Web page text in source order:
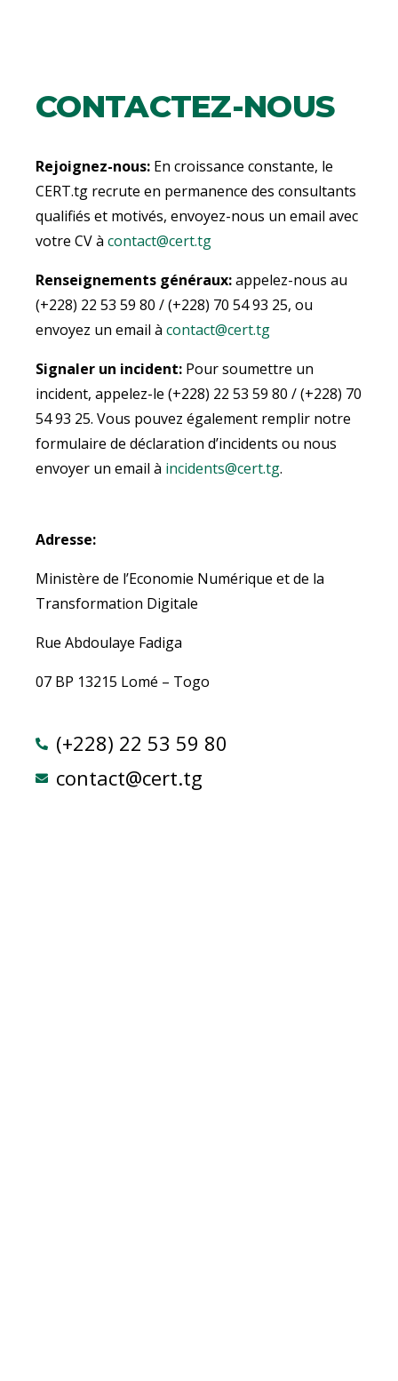
CONTACTEZ-NOUS
Rejoignez-nous: En croissance constante, le
CERT.tg recrute en permanence des consultants
qualifiés et motivés, envoyez-nous un email avec
votre CV à contact@cert.tg
Renseignements généraux:appelez-nous au
(+228) 22 53 59 80 / (+228) 70 54 93 25, ou
envoyez un email à contact@cert.tg
Signaler un incident: Pour soumettre un
incident, appelez-le (+228) 22 53 59 80 / (+228) 70
54 93 25. Vous pouvez également remplir notre
formulaire de déclaration d’incidents ou nous
envoyer un email à incidents@cert.tg.
Adresse:
Ministère de l’Economie Numérique et de la
Transformation Digitale
Rue Abdoulaye Fadiga
07 BP 13215 Lomé – Togo
(+228) 22 53 59 80
contact@cert.tg